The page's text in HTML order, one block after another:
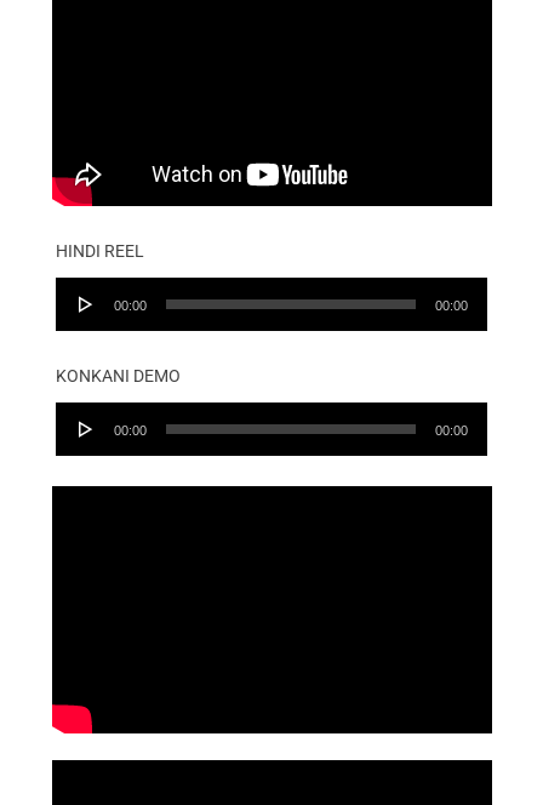
HINDI REEL
Audio
00:00 00:00
KONKANI DEMO
Audio
00:00 00:00